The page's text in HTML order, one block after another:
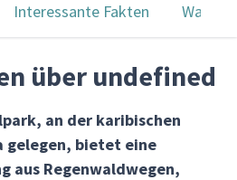
Interessante Fakten Was
über undefined
an der karibischen
gelegen, bietet eine
aus Regenwaldwegen,